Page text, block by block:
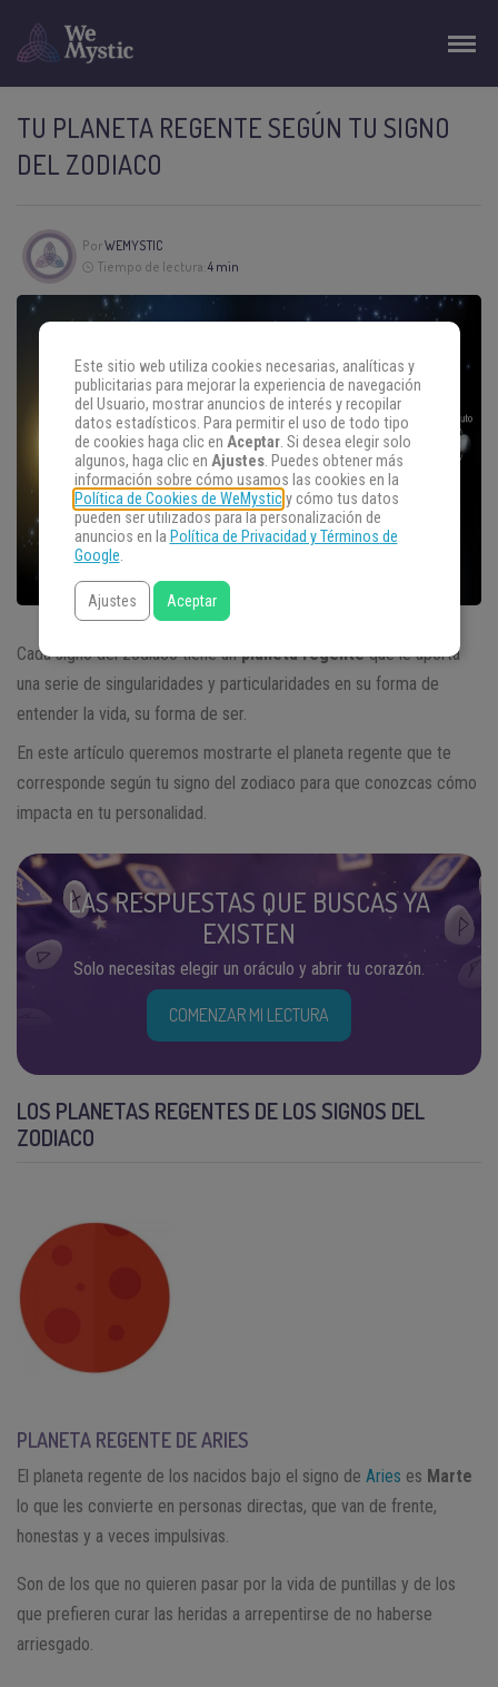
TU PLANETA REGENTE SEGÚN TU SIGNO
DEL ZODIACO
PorWEMYSTIC
Tiempo de lectura:4 min
Cada signo del zodiaco tiene unplaneta regenteque le aporta
una serie de singularidades y particularidades en su forma de
entender la vida, su forma de ser.
En este artículo queremos mostrarte el planeta regente que te
corresponde según tu signo del zodiaco para que conozcas cómo
impacta en tu personalidad.
LAS RESPUESTAS QUE BUSCAS YA
EXISTEN
Solo necesitas elegir un oráculo y abrir tu corazón.
COMENZAR MI LECTURA
LOS PLANETAS REGENTES DE LOS SIGNOS DEL
ZODIACO
PLANETA REGENTE DE ARIES
El planeta regente de los nacidos bajo el signo de Aries es Marte
lo que les convierte en personas directas, que van de frente,
honestas y a veces impulsivas.
Son de los que no quieren pasar por la vida de puntillas y de los
que prefieren curar las heridas a arrepentirse de no haberse
arriesgado.
Este sitio web utiliza cookies necesarias, analíticas y
publicitarias para mejorar la experiencia de navegación
del Usuario, mostrar anuncios de interés y recopilar
datos estadísticos. Para permitir el uso de todo tipo
de cookies haga clic en Aceptar. Si desea elegir solo
algunos, haga clic en Ajustes. Puedes obtener más
información sobre cómo usamos las cookies en la
Política de Cookies de WeMysticy cómo tus datos
pueden ser utilizados para la personalización de
anuncios en la Política de Privacidad y Términos de
Google.
Ajustes Aceptar